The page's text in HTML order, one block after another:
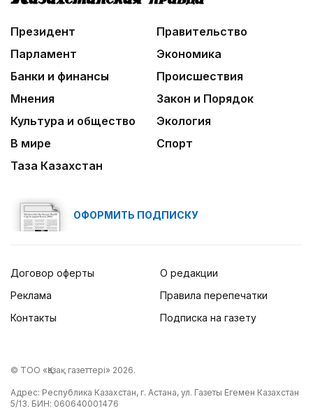
Президент
Правительство
Парламент
Экономика
Банки и финансы
Происшествия
Мнения
Закон и Порядок
Культура и общество
Экология
В мире
Спорт
Таза Казахстан
ОФОРМИТЬ ПОДПИСКУ
Договор оферты
Реклама
Контакты
О редакции
Правила перепечатки
Подписка на газету
© ТОО «Қазақ газеттері» 2026.
Адрес: Республика Казахстан, г. Астана, ул. Газеты Егемен Казахстан
5/13. БИН: 060640001476